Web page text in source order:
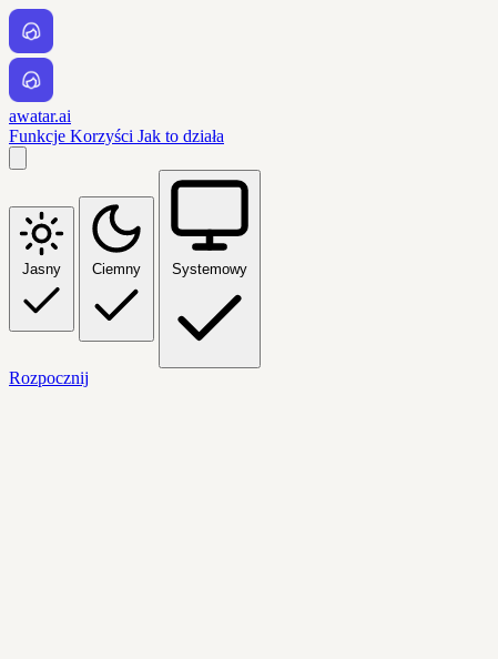
awatar.ai
Funkcje Korzyści Jak to działa
Jasny Ciemny Systemowy
Rozpocznij